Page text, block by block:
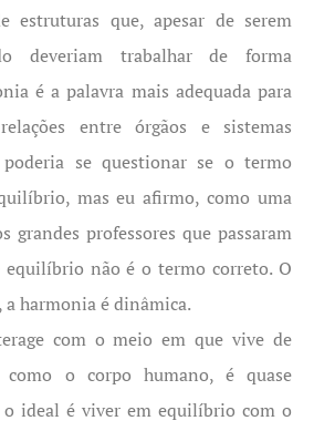
estruturas que, apesar de serem
deveriam trabalhar de forma
é a palavra mais adequada para
entre órgãos e sistemas
se questionar se o termo
mas eu afirmo, como uma
grandes professores que passaram
não é o termo correto. O
harmonia é dinâmica.
com o meio em que vive de
o corpo humano, é quase
o ideal é viver em equilíbrio com o